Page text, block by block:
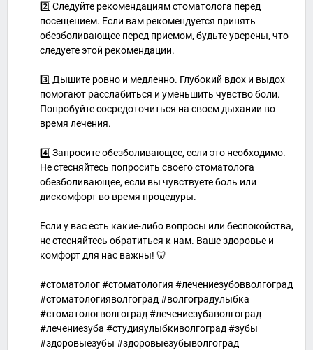
2️⃣ Следуйте рекомендациям стоматолога перед
посещением. Если вам рекомендуется принять
обезболивающее перед приемом, будьте уверены, что
следуете этой рекомендации.
3️⃣ Дышите ровно и медленно. Глубокий вдох и выдох
помогают расслабиться и уменьшить чувство боли.
Попробуйте сосредоточиться на своем дыхании во
время лечения.
4️⃣ Запросите обезболивающее, если это необходимо.
Не стесняйтесь попросить своего стоматолога
обезболивающее, если вы чувствуете боль или
дискомфорт во время процедуры.
Если у вас есть какие-либо вопросы или беспокойства,
не стесняйтесь обратиться к нам. Ваше здоровье и
комфорт для нас важны! 🦷
#стоматолог #стоматология #лечениезубовволгоград
#стоматологияволгоград #волгоградулыбка
#стоматологволгоград #лечениезубаволгоград
#лечениезуба #студияулыбкиволгоград #зубы
#здоровыезубы #здоровыезубыволгоград